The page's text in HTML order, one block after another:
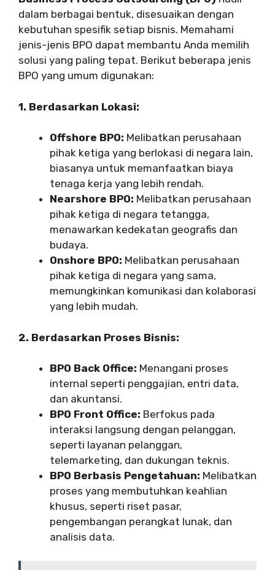
dalam berbagai bentuk, disesuaikan dengan
kebutuhan spesifik setiap bisnis. Memahami
jenis-jenis BPO dapat membantu Anda memilih
solusi yang paling tepat. Berikut beberapa jenis
BPO yang umum digunakan:
1. Berdasarkan Lokasi:
Offshore BPO: Melibatkan perusahaan
pihak ketiga yang berlokasi di negara lain,
biasanya untuk memanfaatkan biaya
tenaga kerja yang lebih rendah.
Nearshore BPO: Melibatkan perusahaan
pihak ketiga di negara tetangga,
menawarkan kedekatan geografis dan
budaya.
Onshore BPO: Melibatkan perusahaan
pihak ketiga di negara yang sama,
memungkinkan komunikasi dan kolaborasi
yang lebih mudah.
2. Berdasarkan Proses Bisnis:
BPO Back Office: Menangani proses
internal seperti penggajian, entri data,
dan akuntansi.
BPO Front Office: Berfokus pada
interaksi langsung dengan pelanggan,
seperti layanan pelanggan,
telemarketing, dan dukungan teknis.
BPO Berbasis Pengetahuan: Melibatkan
proses yang membutuhkan keahlian
khusus, seperti riset pasar,
pengembangan perangkat lunak, dan
analisis data.